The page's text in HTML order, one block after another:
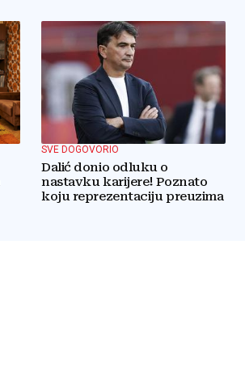
SVE DOGOVORIO
Dalić donio odluku o
nastavku karijere! Poznato
koju reprezentaciju preuzima